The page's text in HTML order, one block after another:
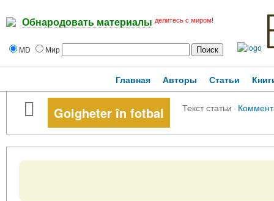
Обнародовать материалы делитесь с миром!
MD Мир
Главная Авторы Статьи
Golgheter în fotbal Текст статьи ·